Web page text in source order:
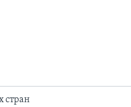
стран